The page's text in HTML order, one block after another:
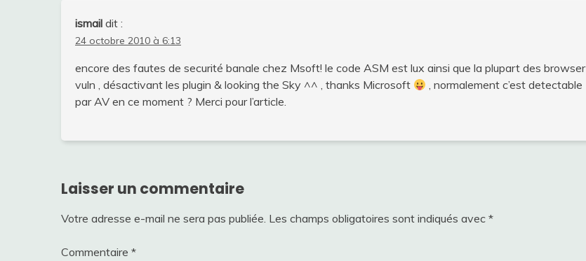
ismail dit :
24 octobre 2010 à 6:13
encore des fautes de securité banale chez Msoft! le code ASM est lux ainsi que la plupart des browser
vuln , désactivant les plugin & looking the Sky ^^ , thanks Microsoft
, normalement c’est detectable
par AV en ce moment ? Merci pour l’article.
Laisser un commentaire
Votre adresse e-mail ne sera pas publiée. Les champs obligatoires sont indiqués avec *
Commentaire *